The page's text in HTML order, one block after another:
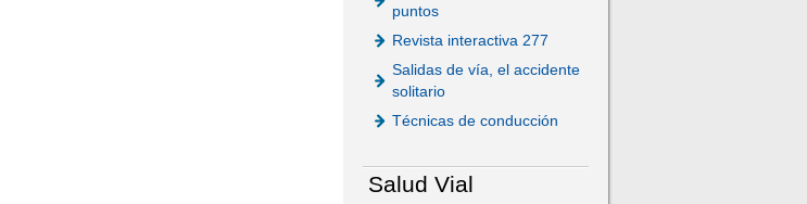
puntos
Revista interactiva 277
Salidas de vía, el accidente
solitario
Técnicas de conducción
Salud Vial